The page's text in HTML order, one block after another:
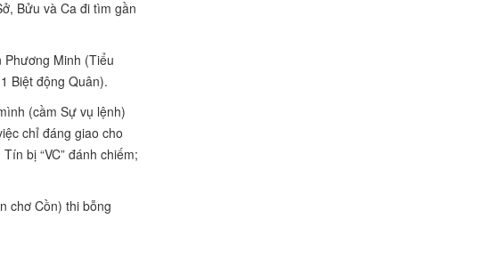
Bửu và Ca đi tìm gần
Minh (Tiểu
Biệt động Quân).
(cầm Sự vụ lệnh)
chỉ đáng giao cho
bị “VC” đánh chiếm;
chơ Cồn) thi bỗng